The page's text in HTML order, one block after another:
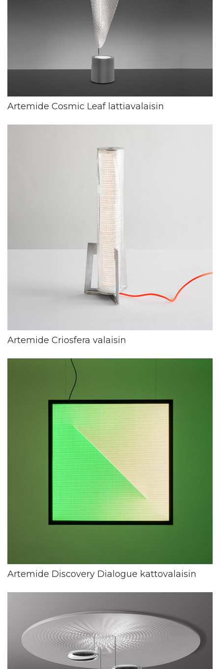
Artemide Cosmic Leaf lattiavalaisin
Artemide Criosfera valaisin
Artemide Discovery Dialogue kattovalaisin